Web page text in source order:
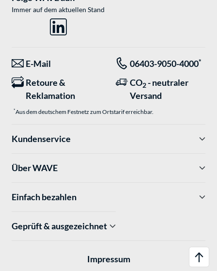
Immer auf dem aktuellen Stand
E-Mail 06403-9050-4000*
Retoure &
Reklamation
CO2 - neutraler
Versand
*Aus dem deutschem Festnetz zum Ortstarif erreichbar.
Kundenservice
Über WAVE
Einfach bezahlen
Geprüft & ausgezeichnet
Impressum